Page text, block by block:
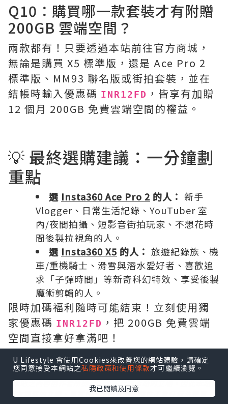
Q10：購買哪一款套裝才有附贈
200GB 雲端空間？
兩款都有！只要透過本站前往官方商城，
無論是購買 X5 標準版，還是 Ace Pro 2
標準版、MM93 聯名版或街拍套裝，並在
結帳時輸入優惠碼 INR12FD ，皆享有加贈
12 個月 200GB 免費雲端空間的權益。
💡 最終選購建議：一分鐘劃
重點
選 Insta360 Ace Pro 2 的人： 新手
Vlogger、日常生活記錄、YouTuber 室
內/夜間拍攝、短影音街拍玩家、不想花時
間後製拉視角的人。
選 Insta360 X5 的人： 旅遊紀錄族、機
車/重機騎士、滑雪與潛水愛好者、喜歡追
求「子彈時間」等新奇科幻特效、享受後製
魔術剪輯的人。
限時加碼福利隨時可能結束！立刻使用獨
家優惠碼 INR12FD ，把 200GB 免費雲端
空間直接拿好拿滿吧！
*本站之內容由作者所提供，並不代表本站的立場。因此本站對
所有博客的立場、真實性、準確性及完整性不負任何法律責
U Lifestyle 會使用Cookies來改善您的網站體驗，請確定
您同意接受本網站之私隱政策和使用條款才可繼續瀏覽。
我已閱讀及同意